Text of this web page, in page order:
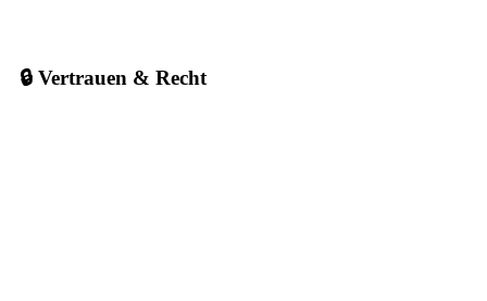
🔒 Vertrauen & Recht